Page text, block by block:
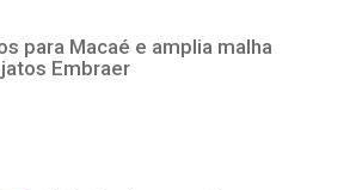
para Macaé e amplia malha
Embraer